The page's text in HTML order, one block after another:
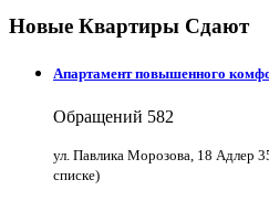
Новые Квартиры Сдают
Апартамент повышенного
Обращений 582
ул. Павлика Морозова, 18 Адлер
списке)